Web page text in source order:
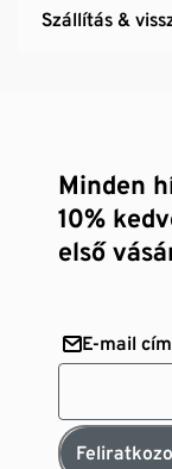
Szállítás &
Minden
10%
első
E-mail